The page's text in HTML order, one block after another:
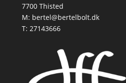
7700 Thisted
M: bertel@bertelbolt.dk
T: 27143666